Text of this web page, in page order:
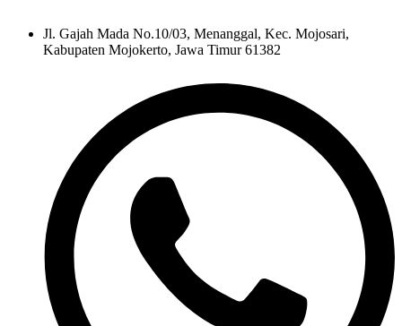
Jl. Gajah Mada No.10/03, Menanggal, Kec. Mojosari,
Kabupaten Mojokerto, Jawa Timur 61382